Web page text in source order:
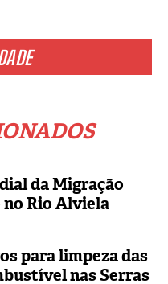
da Migração
no Rio Alviela
para limpeza das
nas Serras